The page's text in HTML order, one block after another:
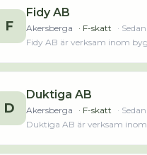
F
Fidy AB
Akersberga · F-skatt · Sedan
Fidy AB är verksam inom
räkenskapsåret (2024).Läs
D
Duktiga AB
Akersberga · F-skatt · Sedan
Duktiga AB är verksam